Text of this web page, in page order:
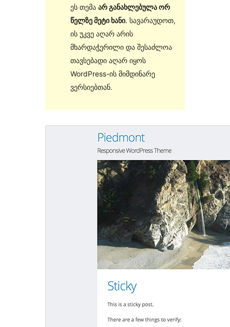
ეს თემა არ განახლებულა ორ
წელზე მეტი ხანი. სავარაუდოთ,
ის უკვე აღარ არის
მხარდაჭერილი და შესაძლოა
თავსებადი აღარ იყოს
WordPress-ის მიმდინარე
ვერსიებთან.